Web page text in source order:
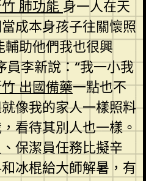
肺功能 身一人在天
成本身孩子往關懷照
輔助他們我也很興
員李新說：“我一小我
出國備藥一點也不
像我的家人一樣照料
看待其別人也一樣。
保潔員任務比擬辛
冰棍給大師解暑，有